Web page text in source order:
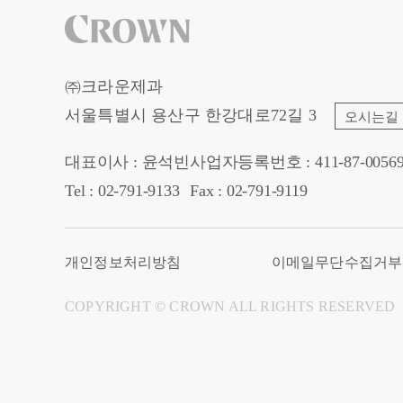
㈜크라운제과
서울특별시 용산구 한강대로72길 3
오시는길
대표이사 : 윤석빈
Tel : 02-791-9133
사업자등록번호 : 411-87-
Fax : 02-791-9119
개인정보처리방침 이메일무단수집거부
COPYRIGHT © CROWN ALL RIGHTS RESERVED